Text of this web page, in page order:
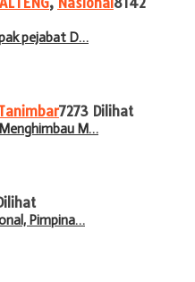
pejabat D…
7273 Dilihat
Menghimbau M…
Pimpina…